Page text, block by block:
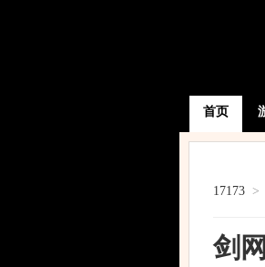
首页
17173 >
剑